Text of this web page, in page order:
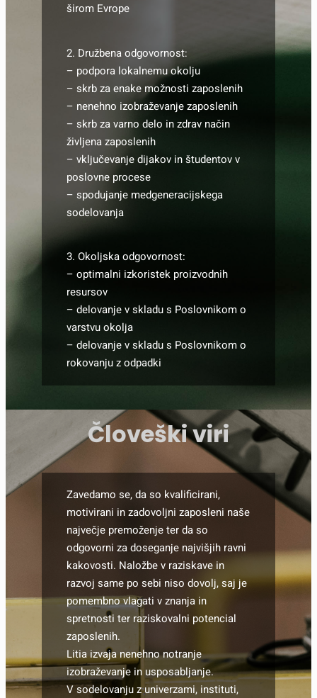
širom Evrope
2. Družbena odgovornost:
– podpora lokalnemu okolju
– skrb za enake možnosti zaposlenih
– nenehno izobraževanje zaposlenih
– skrb za varno delo in zdrav način
življena zaposlenih
– vključevanje dijakov in študentov v
poslovne procese
– spodujanje medgeneracijskega
sodelovanja
3. Okoljska odgovornost:
– optimalni izkoristek proizvodnih
resursov
– delovanje v skladu s Poslovnikom o
varstvu okolja
– delovanje v skladu s Poslovnikom o
rokovanju z odpadki
Človeški viri
Zavedamo se, da so kvalificirani,
motivirani in zadovoljni zaposleni naše
največje premoženje ter da so
odgovorni za doseganje najvišjih ravni
kakovosti. Naložbe v raziskave in
razvoj same po sebi niso dovolj, saj je
pomembno vlagati v znanja in
spretnosti ter raziskovalni potencial
zaposlenih.
Litia izvaja nenehno notranje
izobraževanje in usposabljanje.
V sodelovanju z univerzami, instituti,